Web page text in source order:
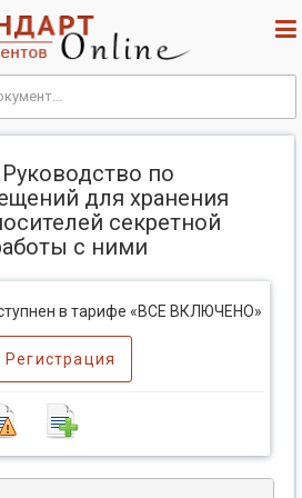
по
для хранения
секретной
с ними
в тарифе «ВСЕ ВКЛЮЧЕНО»
Регистрация